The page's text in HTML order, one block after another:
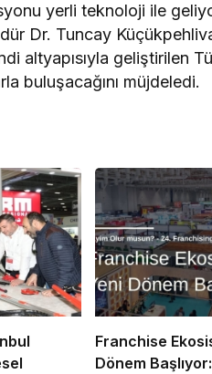
yerli teknoloji ile
Dr. Tuncay
altyapısıyla geliştirilen
buluşacağını müjdeledi.
Franchise
Dönem